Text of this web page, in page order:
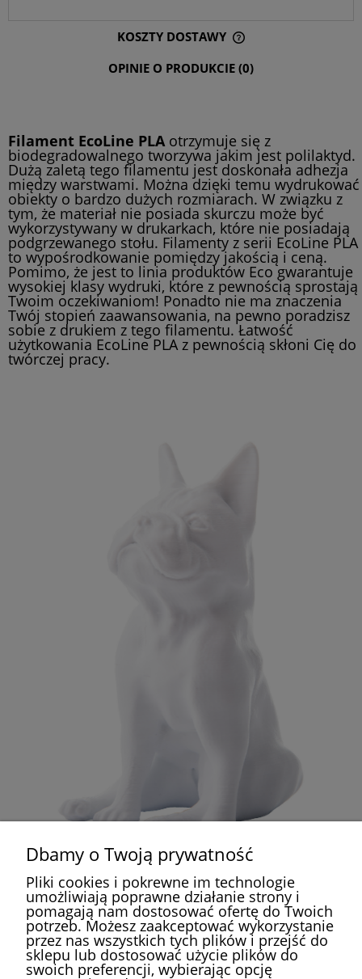
KOSZTY DOSTAWY
CENA NIE ZAWIERA EWENTUALNYCH KOSZTÓW PŁATNOŚCI
OPINIE O PRODUKCIE (0)
Filament EcoLine PLAotrzymuje się z
biodegradowalnego tworzywa jakim jest polilaktyd.
Dużą zaletą tego filamentu jest doskonała adhezja
między warstwami. Można dzięki temu wydrukować
obiekty o bardzo dużych rozmiarach. W związku z
tym, że materiał nie posiada skurczu może być
wykorzystywany w drukarkach, które nie posiadają
podgrzewanego stołu. Filamenty z serii EcoLine PLA
to wypośrodkowanie pomiędzy jakością i ceną.
Pomimo, że jest to linia produktów Eco gwarantuje
wysokiej klasy wydruki, które z pewnością sprostają
Twoim oczekiwaniom! Ponadto nie ma znaczenia
Twój stopień zaawansowania, na pewno poradzisz
sobie z drukiem z tego filamentu. Łatwość
użytkowania EcoLine PLA z pewnością skłoni Cię do
twórczej pracy.
POMOC
Dbamy o Twoją prywatność
Pliki cookies i pokrewne im technologie
umożliwiają poprawne działanie strony i
pomagają nam dostosować ofertę do Twoich
potrzeb. Możesz zaakceptować wykorzystanie
przez nas wszystkich tych plików i przejść do
sklepu lub dostosować użycie plików do
swoich preferencji, wybierając opcję